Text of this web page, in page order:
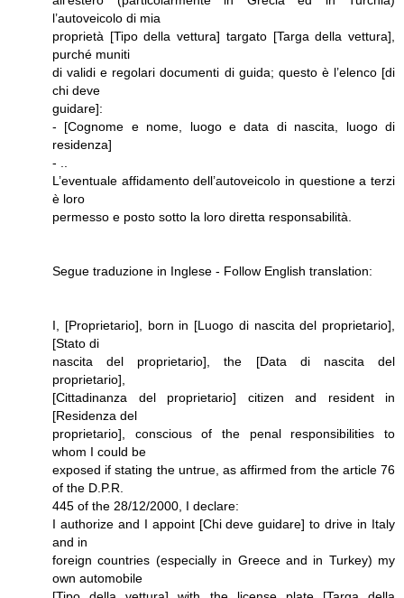
l’autoveicolo di mia
proprietà [Tipo della vettura] targato [Targa della vettura],
purché muniti
di validi e regolari documenti di guida; questo è l’elenco [di
chi deve
guidare]:
- [Cognome e nome, luogo e data di nascita, luogo di
residenza]
- ..
L’eventuale affidamento dell’autoveicolo in questione a terzi
è loro
permesso e posto sotto la loro diretta responsabilità.
Segue traduzione in Inglese - Follow English translation:
I, [Proprietario], born in [Luogo di nascita del proprietario],
[Stato di
nascita del proprietario], the [Data di nascita del
proprietario],
[Cittadinanza del proprietario] citizen and resident in
[Residenza del
proprietario], conscious of the penal responsibilities to
whom I could be
exposed if stating the untrue, as affirmed from the article 76
of the D.P.R.
445 of the 28/12/2000, I declare:
I authorize and I appoint [Chi deve guidare] to drive in Italy
and in
foreign countries (especially in Greece and in Turkey) my
own automobile